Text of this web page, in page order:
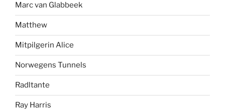
Marc van Glabbeek
Matthew
Mitpilgerin Alice
Norwegens Tunnels
Radltante
Ray Harris